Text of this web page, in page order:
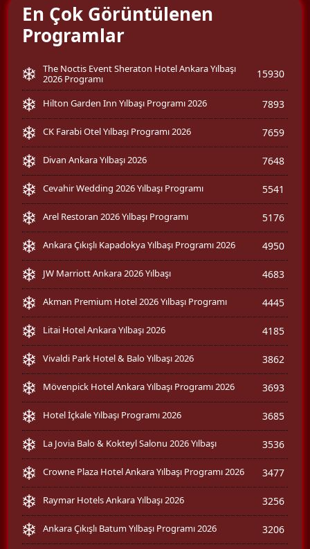
En Çok Görüntülenen
Programlar
The Noctis Event Sheraton Hotel Ankara Yılbaşı
2026 Programı
15930
Hilton Garden Inn Yılbaşı Programı 2026 7893
CK Farabi Otel Yılbaşı Programı 2026 7659
Divan Ankara Yılbaşı 2026 7648
Cevahir Wedding 2026 Yılbaşı Programı 5541
Arel Restoran 2026 Yılbaşı Programı 5176
Ankara Çıkışlı Kapadokya Yılbaşı Programı 2026 4950
JW Marriott Ankara 2026 Yılbaşı 4683
Akman Premium Hotel 2026 Yılbaşı Programı 4445
Litai Hotel Ankara Yılbaşı 2026 4185
Vivaldi Park Hotel & Balo Yılbaşı 2026 3862
Mövenpick Hotel Ankara Yılbaşı Programı 2026 3693
Hotel İçkale Yılbaşı Programı 2026 3685
La Jovia Balo & Kokteyl Salonu 2026 Yılbaşı 3536
Crowne Plaza Hotel Ankara Yılbaşı Programı 2026 3477
Raymar Hotels Ankara Yılbaşı 2026 3256
Ankara Çıkışlı Batum Yılbaşı Programı 2026 3206